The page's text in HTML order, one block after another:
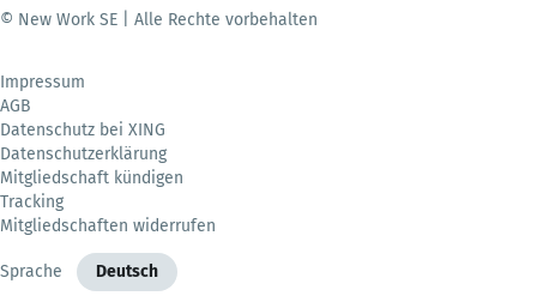
© New Work SE | Alle Rechte vorbehalten
Impressum
AGB
Datenschutz bei XING
Datenschutzerklärung
Mitgliedschaft kündigen
Tracking
Mitgliedschaften widerrufen
Sprache Deutsch